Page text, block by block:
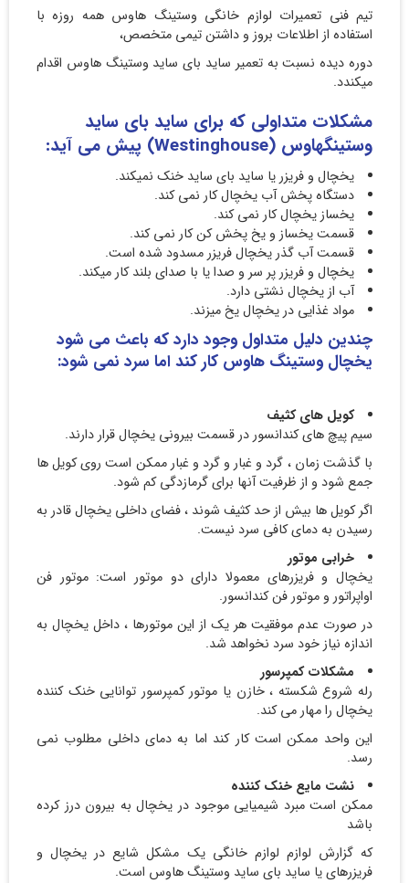
تیم فنی تعمیرات لوازم خانگی وستینگ هاوس همه روزه با
استفاده از اطلاعات بروز و داشتن تیمی متخصص،
دوره دیده نسبت به تعمیر ساید بای ساید وستینگ هاوس اقدام
میکندد.
مشکلات متداولی که برای ساید بای ساید
وستینگهاوس (Westinghouse) پیش می آید:
یخچال و فریزر یا ساید بای ساید خنک نمیکند.
دستگاه پخش آب یخچال کار نمی کند.
یخساز یخچال کار نمی کند.
قسمت یخساز و یخ پخش کن کار نمی کند.
قسمت آب گذر یخچال فریزر مسدود شده است.
یخچال و فریزر پر سر و صدا یا با صدای بلند کار میکند.
آب از یخچال نشتی دارد.
مواد غذایی در یخچال یخ میزند.
چندین دلیل متداول وجود دارد که باعث می شود
یخچال وستینگ هاوس کار کند اما سرد نمی شود:
کویل های کثیف
سیم پیچ های کندانسور در قسمت بیرونی یخچال قرار دارند.
با گذشت زمان ، گرد و غبار و گرد و غبار ممکن است روی کویل ها
جمع شود و از ظرفیت آنها برای گرمازدگی کم شود.
اگر کویل ها بیش از حد کثیف شوند ، فضای داخلی یخچال قادر به
رسیدن به دمای کافی سرد نیست.
خرابی موتور
یخچال و فریزرهای معمولا دارای دو موتور است: موتور فن
اواپراتور و موتور فن کندانسور.
در صورت عدم موفقیت هر یک از این موتورها ، داخل یخچال به
اندازه نیاز خود سرد نخواهد شد.
مشکلات کمپرسور
رله شروع شکسته ، خازن یا موتور کمپرسور توانایی خنک کننده
یخچال را مهار می کند.
این واحد ممکن است کار کند اما به دمای داخلی مطلوب نمی
رسد.
نشت مایع خنک کننده
ممکن است مبرد شیمیایی موجود در یخچال به بیرون درز کرده
باشد
که گزارش لوازم لوازم خانگی یک مشکل شایع در یخچال و
فریزرهای یا ساید بای ساید وستینگ هاوس است.